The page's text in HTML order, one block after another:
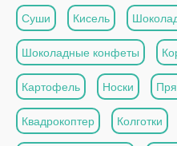
Суши Кисель
Шоколадные конфеты
Картофель Носки
Квадрокоптер Колготки